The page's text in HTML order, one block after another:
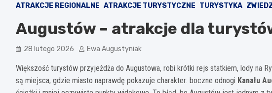
ATRAKCJE REGIONALNE ATRAKCJE TURYSTYCZNE TURYSTYKA
Augustów – atrakcje dla
28 lutego 2026 Ewa Augustyniak
Większość turystów przyjeżdża do Augustowa, robi krótki rejs statkiem, lody na
są miejsca, gdzie miasto naprawdę pokazuje charakter: boczne odnogi Kanału